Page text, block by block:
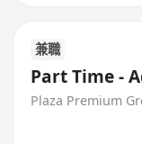
兼職
Part Time -
Plaza Premium